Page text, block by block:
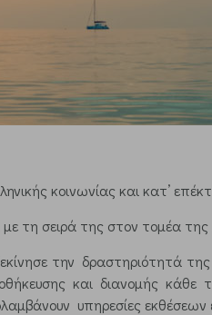
κοινωνίας και κατ’
με τη σειρά της στον τομέα
την δραστηριότητά
και διανομής
υπηρεσίες εκθέσεων